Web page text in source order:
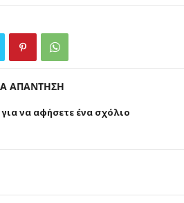
ΑΠΑΝΤΗΣΗ
για να αφήσετε ένα σχόλιο